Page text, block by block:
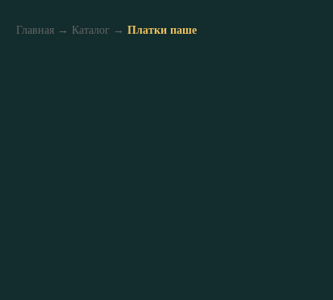
Главная → Каталог → Платки паше